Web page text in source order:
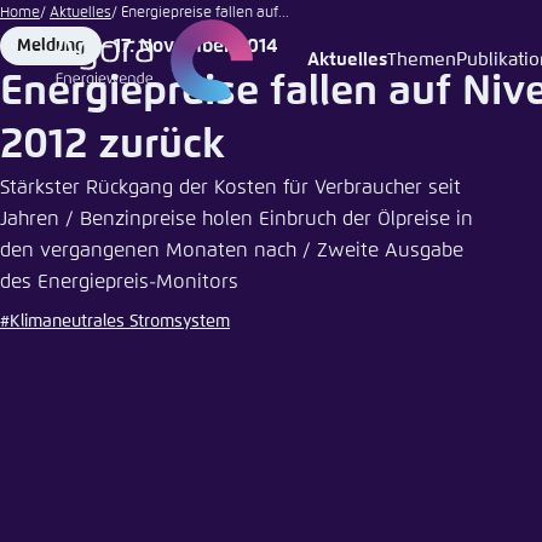
Zum
Hauptinhalt
gehen
AktuellesThemen
Home Aktuelles Energiepreise fallen auf...
Format
Meldung
Date
17. November 2014
Energiepreise fallen auf
2012 zurück
Stärkster Rückgang der Kosten für Verbraucher seit
Jahren / Benzinpreise holen Einbruch der Ölpreise in
den vergangenen Monaten nach / Zweite Ausgabe
des Energiepreis-Monitors
#Klimaneutrales Stromsystem
Illustration
von Agora
Energiewende
Login
Englisch
Agora
möchten.